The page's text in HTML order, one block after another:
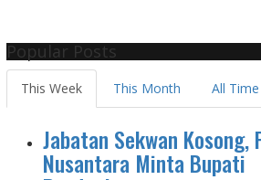
Popular Posts
This Week This Month All Time
Jabatan Sekwan Kosong,
Nusantara Minta Bupati